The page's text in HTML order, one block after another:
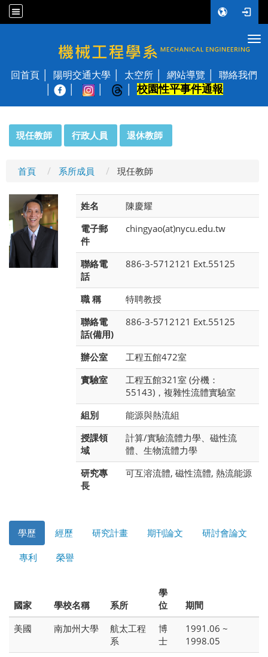
國立陽明交通大學 機械工程學系
回首頁 陽明交通大學 太空所 網站導覽
聯絡我們
校園性平事件通報
現任教師 行政人員 退休教師
首頁 系所成員 現任教師
姓名
陳慶耀
電子郵
件
chingyao(at)nycu.edu.tw
聯絡電
話
886-3-5712121 Ext.55125
職 稱
特聘教授
聯絡電
話(備用)
886-3-5712121 Ext.55125
辦公室
工程五館472室
實驗室
工程五館321室 (分機：
55143)，複雜性流體實驗室
組別
能源與熱流組
授課領
域
計算/實驗流體力學、磁性流
體、生物流體力學
研究專
長
可互溶流體, 磁性流體, 熱流能源
學歷 經歷 研究計畫 期刊論文 研討會論文
專利 榮譽
國家 學校名稱 系所
學
位
期間
美國
南加州大學
航太工程
系
博
士
1991.06 ~
1998.05